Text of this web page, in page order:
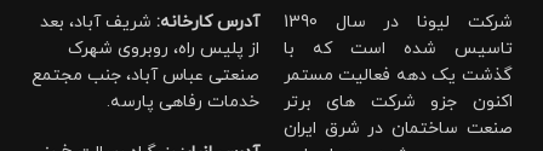
شرکت لیونا در سال 1390
تاسیس شده است که با
گذشت یک دهه فعالیت مستمر
اکنون جزو شرکت های برتر
صنعت ساختمان در شرق ایران
آدرس کارخانه: شریف آباد، بعد
از پلیس راه، روبروی شهرک
صنعتی عباس آباد، جنب مجتمع
خدمات رفاهی پارسه.